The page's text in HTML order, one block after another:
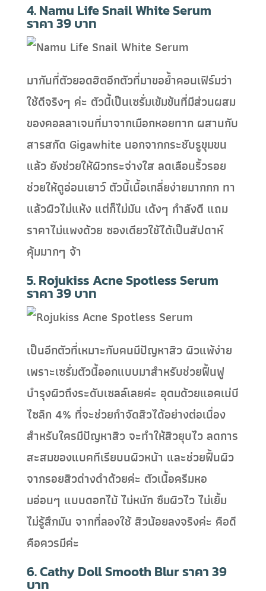
4. Namu Life Snail White Serum
ราคา 39 บาท
มากันที่ตัวยอดฮิตอีกตัวที่มาขอย้ำคอนเฟิร์มว่า
ใช้ดีจริงๆ ค่ะ ตัวนี้เป็นเซรั่มเข้มข้นที่มีส่วนผสม
ของคอลลาเจนที่มาจากเมือกหอยทาก ผสานกับ
สารสกัด Gigawhite นอกจากกระชับรูขุมขน
แล้ว ยังช่วยให้ผิวกระจ่างใส ลดเลือนริ้วรอย
ช่วยให้ดูอ่อนเยาว์ ตัวนี้เนื้อเกลี่ยง่ายมากกก ทา
แล้วผิวไม่แห้ง แต่ก็ไม่มัน เด้งๆ กำลังดี แถม
ราคาไม่แพงด้วย ซองเดียวใช้ได้เป็นสัปดาห์
คุ้มมากๆ จ้า
5. Rojukiss Acne Spotless Serum
ราคา 39 บาท
เป็นอีกตัวที่เหมาะกับคนมีปัญหาสิว ผิวแพ้ง่าย
เพราะเซรั่มตัวนี้ออกแบบมาสำหรับช่วยฟื้นฟู
บำรุงผิวถึงระดับเซลล์เลยค่ะ อุดมด้วยแอคเน่บี
ไซลิก 4% ที่จะช่วยกำจัดสิวได้อย่างต่อเนื่อง
สำหรับใครมีปัญหาสิว จะทำให้สิวยุบไว ลดการ
สะสมของแบคทีเรียบนผิวหน้า และช่วยฟื้นผิว
จากรอยสิวด่างดำด้วยค่ะ ตัวเนื้อครีมหอ
มอ่อนๆ แบบดอกไม้ ไม่หนัก ซึมผิวไว ไม่เยิ้ม
ไม่รู้สึกมัน จากที่ลองใช้ สิวน้อยลงจริงค่ะ คือดี
คือควรมีค่ะ
6. Cathy Doll Smooth Blur ราคา 39
บาท